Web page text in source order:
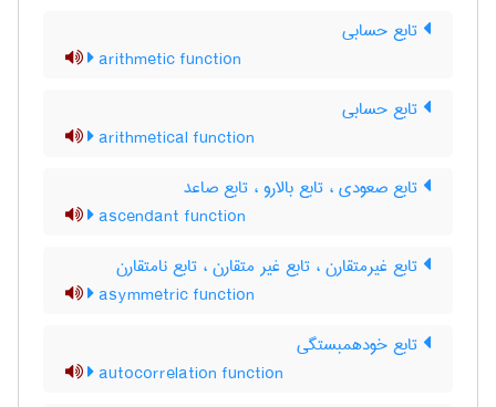
تابع حسابی
arithmetic function
تابع حسابی
arithmetical function
تابع صعودی ، تابع بالارو ، تابع صاعد
ascendant function
تابع غیرمتقارن ، تابع غیر متقارن ، تابع نامتقارن
asymmetric function
تابع خودهمبستگی
autocorrelation function